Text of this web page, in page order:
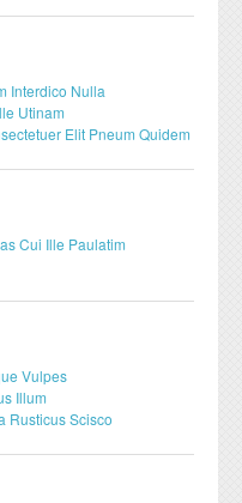
nationale
Interdico Nulla
Utinam
Elit Pneum Quidem
Cui Ille Paulatim
Vulpes
Illum
Rusticus Scisco